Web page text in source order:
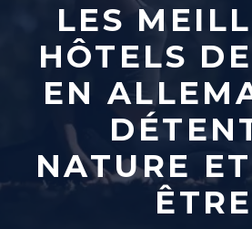
LES
HÔTELS
EN
NATURE
ÊTRE